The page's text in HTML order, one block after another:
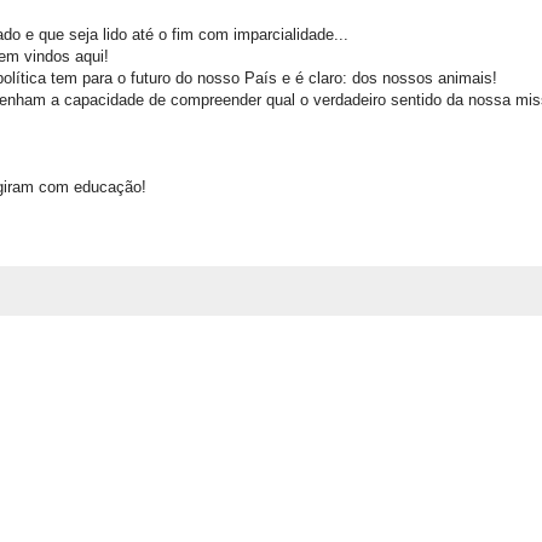
e que seja lido até o fim com imparcialidade...
vindos aqui!
tem para o futuro do nosso País e é claro: dos nossos animais!
a capacidade de compreender qual o verdadeiro sentido da nossa
com educação!